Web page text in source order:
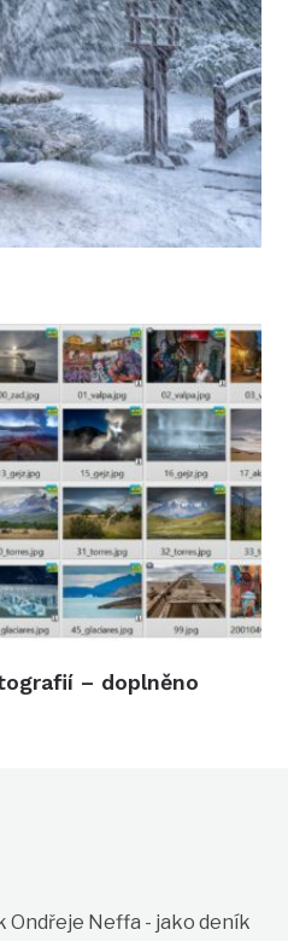
– doplněno
Ondřeje Neffa - jako deník